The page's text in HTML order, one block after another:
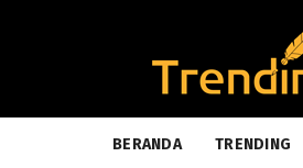
BERANDA TRENDING